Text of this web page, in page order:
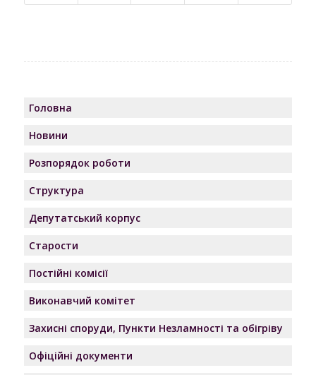
Головна
Новини
Розпорядок роботи
Структура
Депутатський корпус
Старости
Постійні комісії
Виконавчий комітет
Захисні споруди, Пункти Незламності та обігріву
Офіційні документи